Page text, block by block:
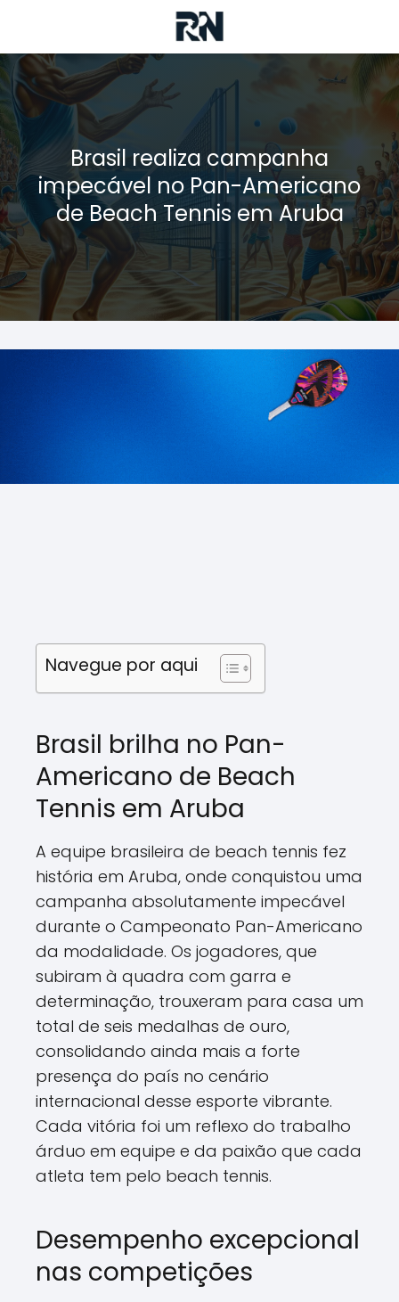
Brasil realiza campanha
impecável no Pan-Americano
de Beach Tennis em Aruba
Navegue por aqui
Brasil brilha no Pan-
Americano de Beach
Tennis em Aruba
A equipe brasileira de beach tennis fez
história em Aruba, onde conquistou uma
campanha absolutamente impecável
durante o Campeonato Pan-Americano
da modalidade. Os jogadores, que
subiram à quadra com garra e
determinação, trouxeram para casa um
total de seis medalhas de ouro,
consolidando ainda mais a forte
presença do país no cenário
internacional desse esporte vibrante.
Cada vitória foi um reflexo do trabalho
árduo em equipe e da paixão que cada
atleta tem pelo beach tennis.
Desempenho excepcional
nas competições